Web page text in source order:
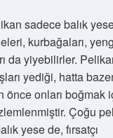
sadece balık yese
kurbağaları,
da yiyebilirler.
yediği, hatta
önce onları boğmak
Çoğu
yese de, fırsatçı